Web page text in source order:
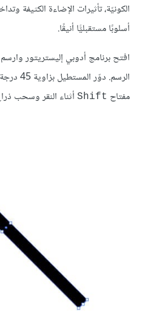
الكونيّة، تأثيرات الإضاءة الكثيفة
أسلوبًا مستقبليًّا أنيقًا.
افتح برنامج أدوبي إليستريتور
الرسم.
مفتاح Shift أثناء النقر وسحب